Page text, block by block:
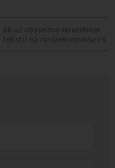
uz obavezno navođenje
na novaekonomija.rs